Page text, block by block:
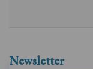
Newsletter